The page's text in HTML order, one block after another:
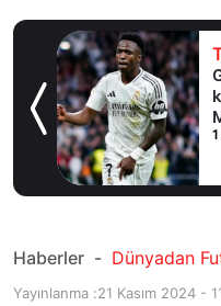
Haberler - Dünyadan
Yayınlanma :21 Kasım 2024 -